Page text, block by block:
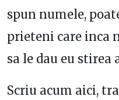
spun numele,
prieteni care inca
sa le dau eu stirea
Scriu acum aici,